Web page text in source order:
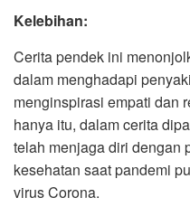
Kelebihan:
Cerita pendek ini
dalam menghadapi
menginspirasi empati dan
hanya itu, dalam cerita
telah menjaga diri dengan
kesehatan saat pandemi
virus Corona.